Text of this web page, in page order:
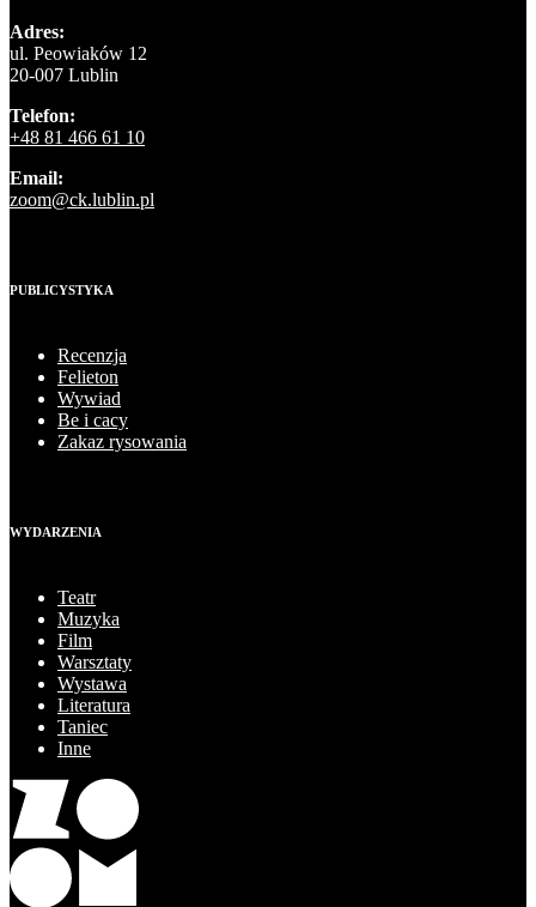
Adres:
ul. Peowiaków 12
20-007 Lublin
Telefon:
+48 81 466 61 10
Email:
zoom@ck.lublin.pl
PUBLICYSTYKA
Recenzja
Felieton
Wywiad
Be i cacy
Zakaz rysowania
WYDARZENIA
Teatr
Muzyka
Film
Warsztaty
Wystawa
Literatura
Taniec
Inne